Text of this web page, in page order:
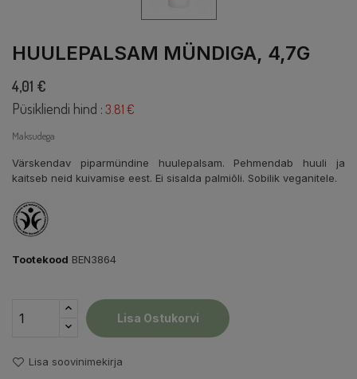
HUULEPALSAM MÜNDIGA, 4,7G
4,01 €
Püsikliendi hind : 3.81 €
Maksudega
Värskendav piparmündine huulepalsam. Pehmendab huuli ja
kaitseb neid kuivamise eest. Ei sisalda palmiõli. Sobilik veganitele.
Tootekood BEN3864
Lisa Ostukorvi
Lisa soovinimekirja